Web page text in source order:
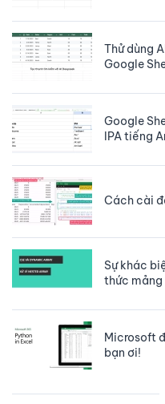
Thử dùng
Google
Google
IPA tiếng
Cách cài
Sự khác
thức mảng
Microsoft
bạn ơi!